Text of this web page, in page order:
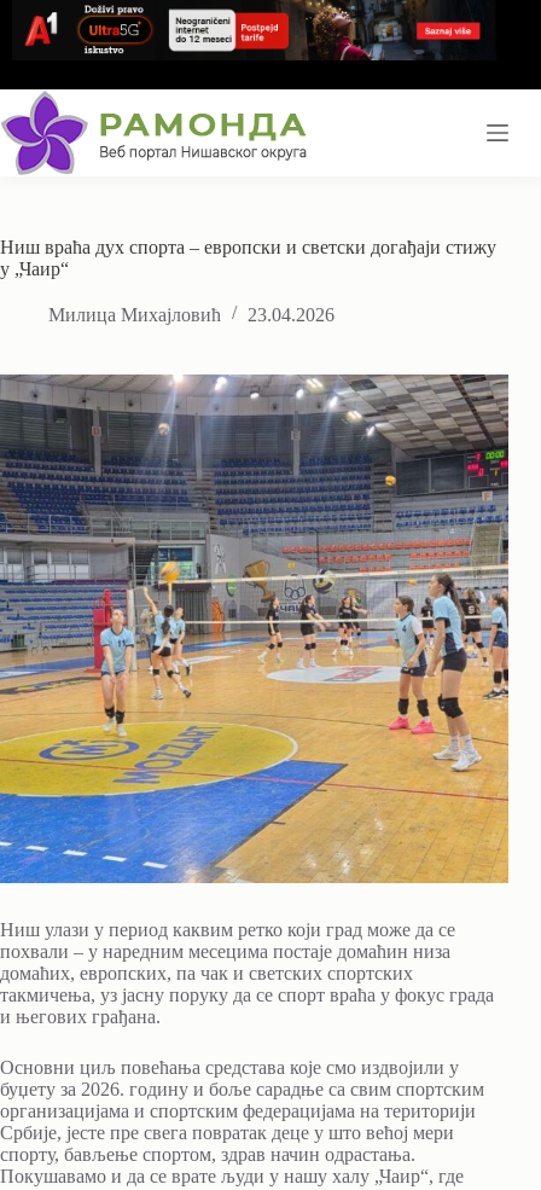
content
Ниш враћа дух спорта – европски и светски догађаји стижу
у „Чаир“
Милица Михајловић 23.04.2026
Ниш улази у период каквим ретко који град може да се
похвали – у наредним месецима постаје домаћин низа
домаћих, европских, па чак и светских спортских
такмичења, уз јасну поруку да се спорт враћа у фокус града
и његових грађана.
Основни циљ повећања средстава које смо издвојили у
буџету за 2026. годину и боље сарадње са свим спортским
организацијама и спортским федерацијама на територији
Србије, јесте пре свега повратак деце у што већој мери
спорту, бављење спортом, здрав начин одрастања.
Покушавамо и да се врате људи у нашу халу „Чаир“, где